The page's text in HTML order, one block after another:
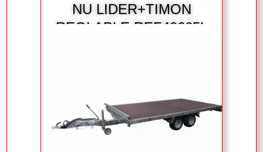
NU LIDER+TIMON
REGLABLE REF40665L